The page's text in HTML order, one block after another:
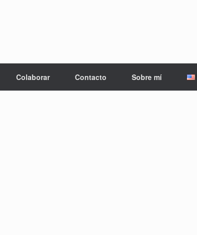
Colaborar Contacto Sobre mí